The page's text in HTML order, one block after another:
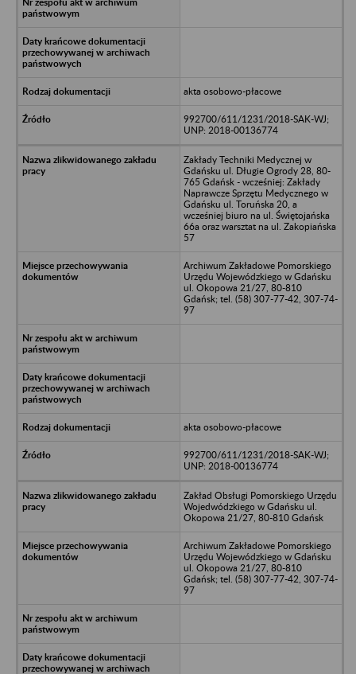
akta osobowo-płacowe
992700/611/1231/2018-SAK-WJ;
UNP: 2018-00136774
Zakłady Techniki Medycznej w
Gdańsku ul. Długie Ogrody 28, 80-
765 Gdańsk - wcześniej: Zakłady
Naprawcze Sprzętu Medycznego w
Gdańsku ul. Toruńska 20, a
wcześniej biuro na ul. Świętojańska
66a oraz warsztat na ul. Zakopiańska
57
Archiwum Zakładowe Pomorskiego
Urzędu Wojewódzkiego w Gdańsku
ul. Okopowa 21/27, 80-810
Gdańsk; tel. (58) 307-77-42, 307-74-
97
akta osobowo-płacowe
992700/611/1231/2018-SAK-WJ;
UNP: 2018-00136774
Zakład Obsługi Pomorskiego Urzędu
Wojedwódzkiego w Gdańsku ul.
Okopowa 21/27, 80-810 Gdańsk
Archiwum Zakładowe Pomorskiego
Urzędu Wojewódzkiego w Gdańsku
ul. Okopowa 21/27, 80-810
Gdańsk; tel. (58) 307-77-42, 307-74-
97